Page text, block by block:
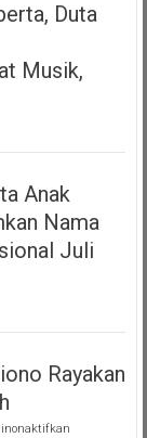
Duta
Musik,
Anak
Nama
Juli
Rayakan
pada